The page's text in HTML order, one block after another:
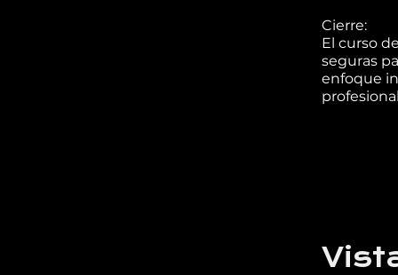
Cierre:
El curso
seguras
enfoque